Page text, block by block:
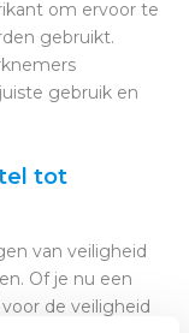
om ervoor te
gebruikt.
gebruik en
tot
van veiligheid
Of je nu een
de veiligheid